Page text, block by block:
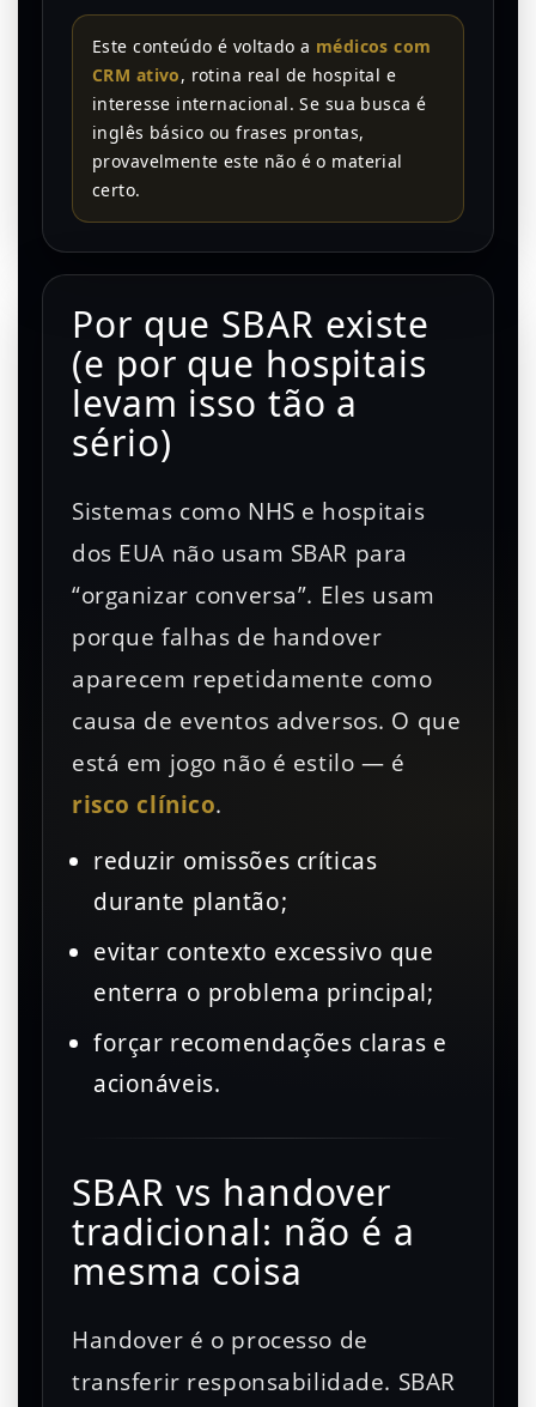
Este conteúdo é voltado a médicos com
CRM ativo, rotina real de hospital e
interesse internacional. Se sua busca é
inglês básico ou frases prontas,
provavelmente este não é o material
certo.
Por que SBAR existe
(e por que hospitais
levam isso tão a
sério)
Sistemas como NHS e hospitais
dos EUA não usam SBAR para
“organizar conversa”. Eles usam
porque falhas de handover
aparecem repetidamente como
causa de eventos adversos. O que
está em jogo não é estilo — é
risco clínico.
reduzir omissões críticas
durante plantão;
evitar contexto excessivo que
enterra o problema principal;
forçar recomendações claras e
acionáveis.
SBAR vs handover
tradicional: não é a
mesma coisa
Handover é o processo de
transferir responsabilidade. SBAR